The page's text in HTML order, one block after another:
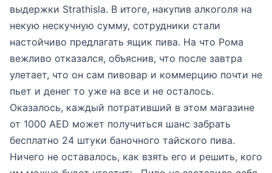
выдержки Strathisla. В итоге, накупив алкоголя на
некую нескучную сумму, сотрудники стали
настойчиво предлагать ящик пива. На что Рома
вежливо отказался, объяснив, что после завтра
улетает, что он сам пивовар и коммерцию почти не
пьет и денег то уже на все и не осталось.
Оказалось, каждый потративший в этом магазине
от 1000 AED может получиться шанс забрать
бесплатно 24 штуки баночного тайского пива.
Ничего не оставалось, как взять его и решить, кого